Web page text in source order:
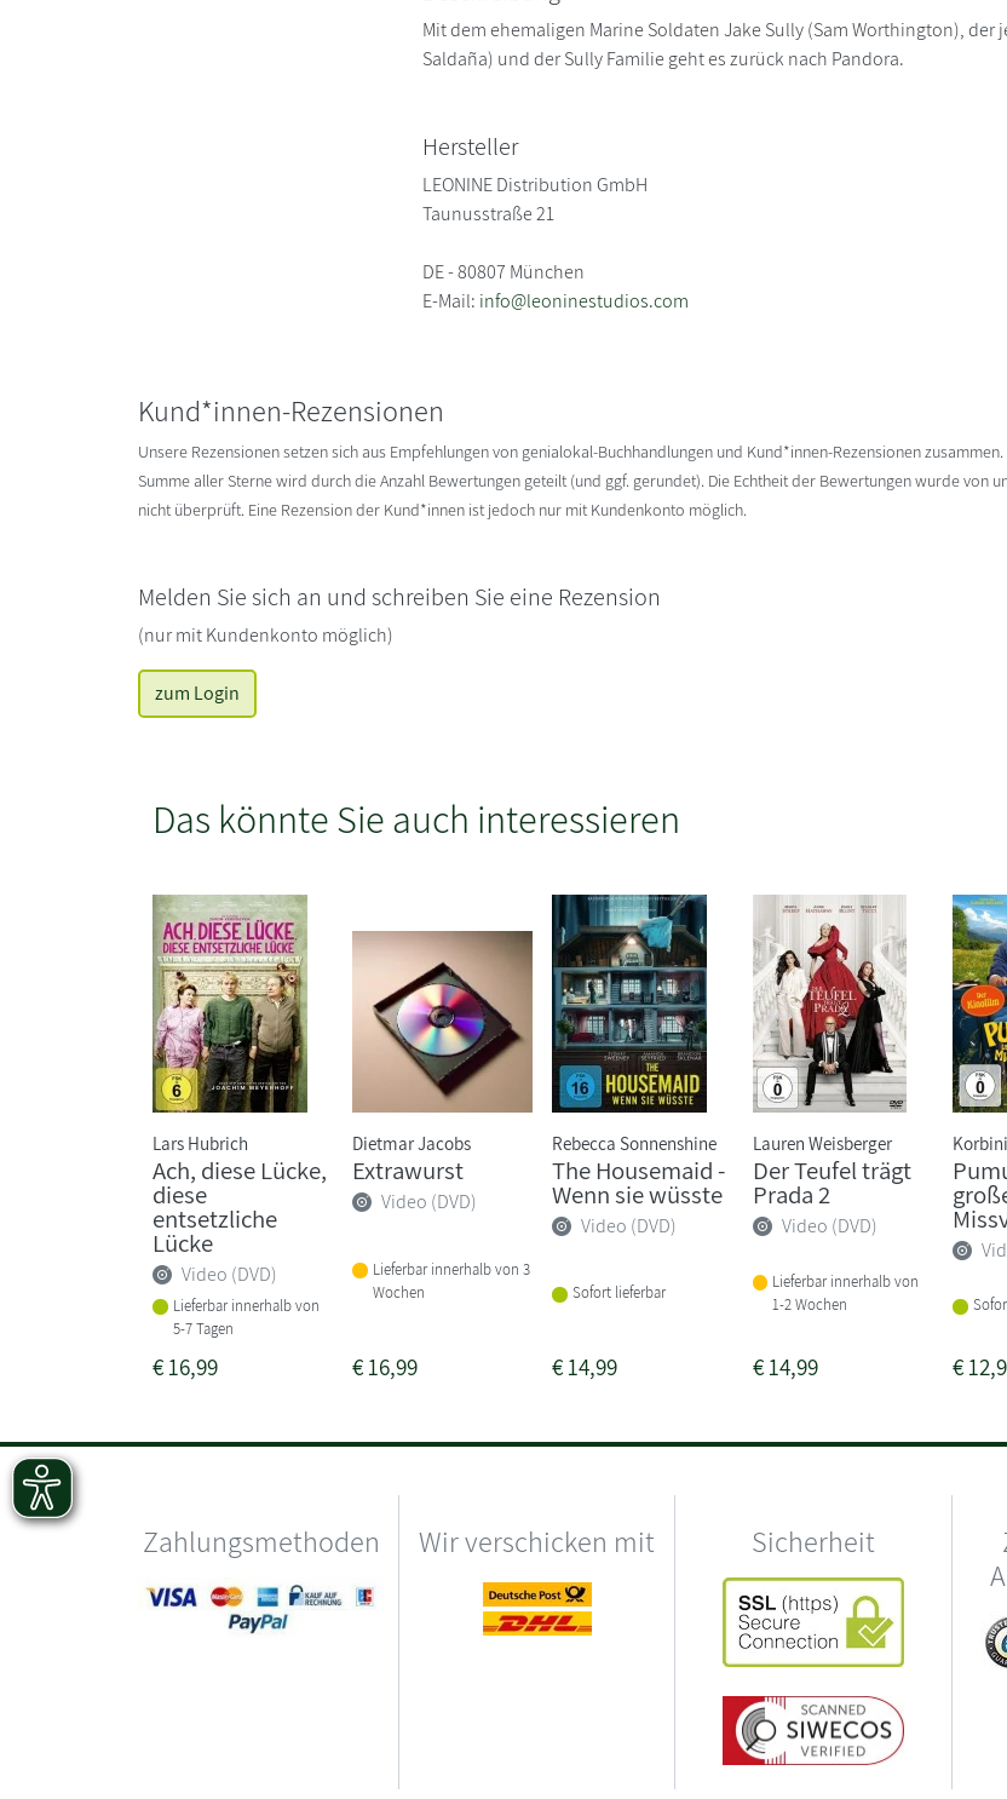
Mit dem ehemaligen Marine Soldaten Jake Sully (Sam Worthington),
Saldaña) und der Sully Familie geht es zurück nach Pandora.
Hersteller
LEONINE Distribution GmbH
Taunusstraße 21
DE - 80807 München
E-Mail: info@leoninestudios.com
Kund*innen-Rezensionen
Unsere Rezensionen setzen sich aus Empfehlungen von genialokal-Buchhandlungen und Kund*innen-Rezensionen zusammen.
Summe aller Sterne wird durch die Anzahl Bewertungen geteilt (und ggf. gerundet). Die Echtheit der Bewertungen wurde von
nicht überprüft. Eine Rezension der Kund*innen ist jedoch nur mit Kundenkonto möglich.
Melden Sie sich an und schreiben Sie eine Rezension
(nur mit Kundenkonto möglich)
zum Login
Das könnte Sie auch interessieren
Lars Hubrich
Ach, diese Lücke,
diese
entsetzliche
Lücke
Video (DVD)
Lieferbar innerhalb von
5-7 Tagen
€16,99
Dietmar Jacobs
Extrawurst
Video (DVD)
Lieferbar innerhalb von 3
Wochen
€16,99
Rebecca Sonnenshine
The Housemaid -
Wenn sie wüsste
Video (DVD)
Sofort lieferbar
€14,99
Lauren Weisberger
Der Teufel trägt
Prada 2
Video (DVD)
Lieferbar innerhalb von
1-2 Wochen
€14,99 €
Zahlungsmethoden Wir verschicken mit Sicherheit